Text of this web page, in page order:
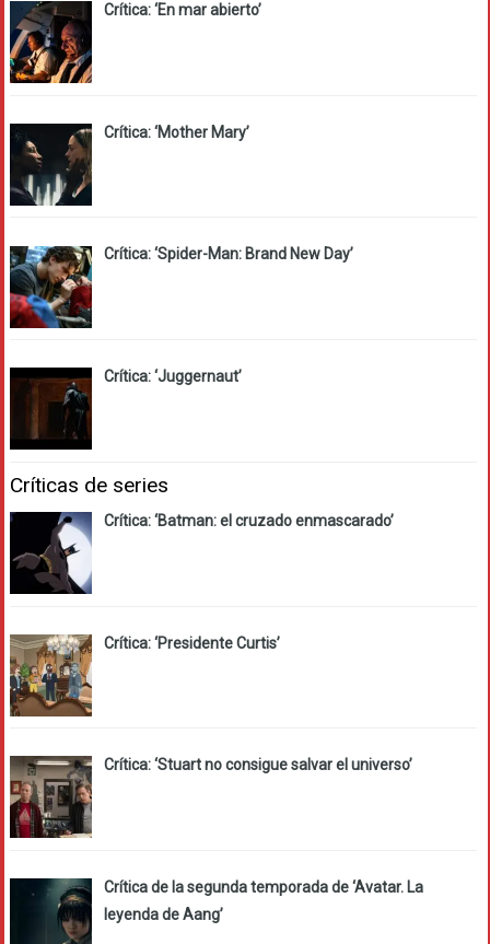
Crítica: ‘En mar abierto’
Crítica: ‘Mother Mary’
Crítica: ‘Spider-Man: Brand New Day’
Crítica: ‘Juggernaut’
Críticas de series
Crítica: ‘Batman: el cruzado enmascarado’
Crítica: ‘Presidente Curtis’
Crítica: ‘Stuart no consigue salvar el universo’
Crítica de la segunda temporada de ‘Avatar. La
leyenda de Aang’